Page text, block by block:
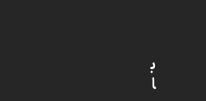
ب
ا